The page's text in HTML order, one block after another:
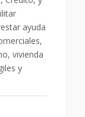
ayuda
vivienda
y